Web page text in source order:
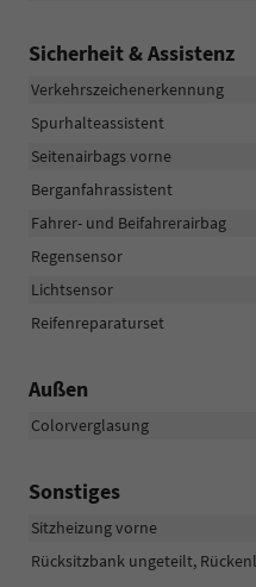
Sicherheit & Assistenz
Verkehrszeichenerkennung
Spurhalteassistent
Seitenairbags vorne
Berganfahrassistent
Fahrer- und Beifahrerairbag
Regensensor
Lichtsensor
Reifenreparaturset
Außen
Colorverglasung
Sonstiges
Sitzheizung vorne
Rücksitzbank ungeteilt,